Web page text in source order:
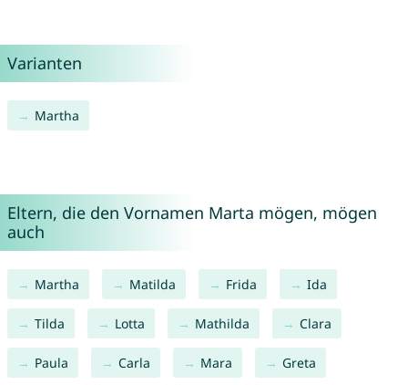
Varianten
Martha
Eltern, die den Vornamen Marta mögen, mögen
auch
Martha Matilda Frida Ida
Tilda Lotta Mathilda Clara
Paula Carla Mara Greta